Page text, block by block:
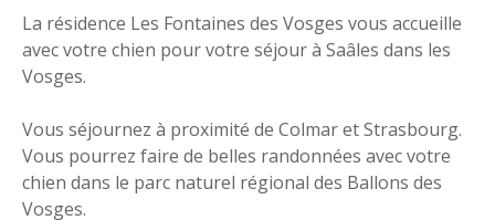
La résidence Les Fontaines des Vosges vous accueille
avec votre chien pour votre séjour à Saâles dans les
Vosges.
Vous séjournez à proximité de Colmar et Strasbourg.
Vous pourrez faire de belles randonnées avec votre
chien dans le parc naturel régional des Ballons des
Vosges.